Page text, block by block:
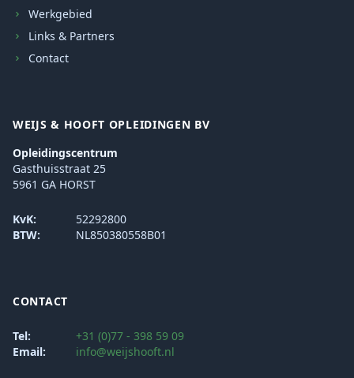
Werkgebied
Links & Partners
Contact
WEIJS & HOOFT OPLEIDINGEN BV
Opleidingscentrum
Gasthuisstraat 25
5961 GA HORST
KvK:
52292800
BTW:
NL850380558B01
CONTACT
Tel:
+31 (0)77 - 398 59 09
Email:
info@weijshooft.nl